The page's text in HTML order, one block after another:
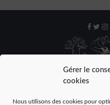
Gérer le
cookies
Nous utilisons des cookies pour